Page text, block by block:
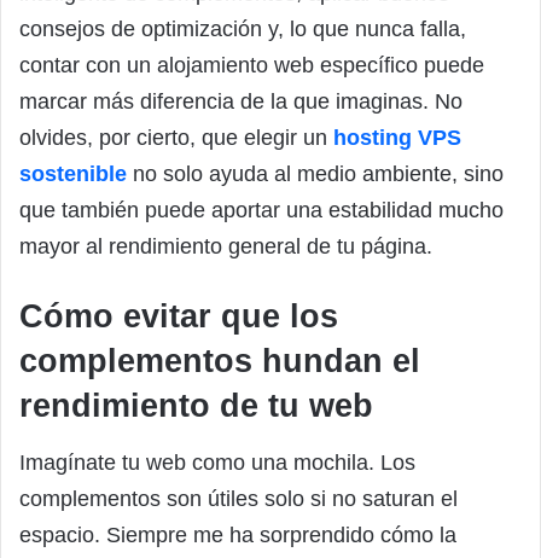
consejos de optimización y, lo que nunca falla,
contar con un alojamiento web específico puede
marcar más diferencia de la que imaginas. No
olvides, por cierto, que elegir un hosting VPS
sostenible no solo ayuda al medio ambiente, sino
que también puede aportar una estabilidad mucho
mayor al rendimiento general de tu página.
Cómo evitar que los
complementos hundan el
rendimiento de tu web
Imagínate tu web como una mochila. Los
complementos son útiles solo si no saturan el
espacio. Siempre me ha sorprendido cómo la